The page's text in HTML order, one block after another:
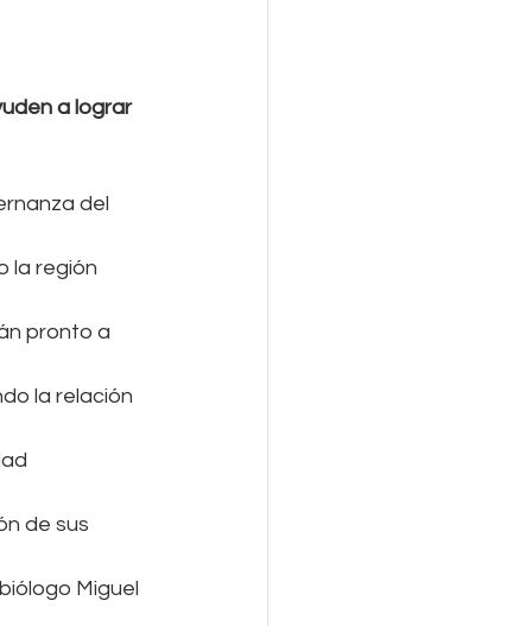
a lograr
del
la región
pronto a
la relación
de sus
Miguel